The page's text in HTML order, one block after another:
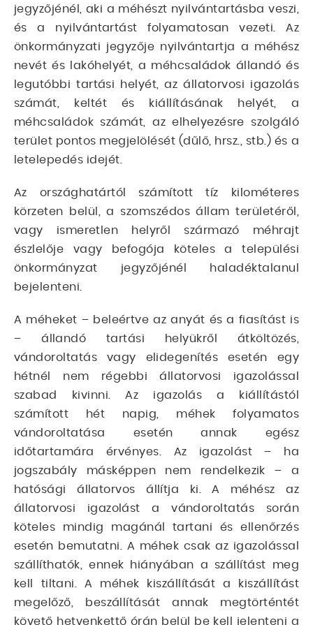
jegyzőjénél, aki a méhészt nyilvántartásba veszi,
és a nyilvántartást folyamatosan vezeti. Az
önkormányzati jegyzője nyilvántartja a méhész
nevét és lakóhelyét, a méhcsaládok állandó és
legutóbbi tartási helyét, az állatorvosi igazolás
számát, keltét és kiállításának helyét, a
méhcsaládok számát, az elhelyezésre szolgáló
terület pontos megjelölését (dűlő, hrsz., stb.) és a
letelepedés idejét.
Az országhatártól számított tíz kilométeres
körzeten belül, a szomszédos állam területéről,
vagy ismeretlen helyről származó méhrajt
észlelője vagy befogója köteles a települési
önkormányzat jegyzőjénél haladéktalanul
bejelenteni.
A méheket – beleértve az anyát és a fiasítást is
– állandó tartási helyükről átköltözés,
vándoroltatás vagy elidegenítés esetén egy
hétnél nem régebbi állatorvosi igazolással
szabad kivinni. Az igazolás a kiállítástól
számított hét napig, méhek folyamatos
vándoroltatása esetén annak egész
időtartamára érvényes. Az igazolást – ha
jogszabály másképpen nem rendelkezik – a
hatósági állatorvos állítja ki. A méhész az
állatorvosi igazolást a vándoroltatás során
köteles mindig magánál tartani és ellenőrzés
esetén bemutatni. A méhek csak az igazolással
szállíthatók, ennek hiányában a szállítást meg
kell tiltani. A méhek kiszállítását a kiszállítást
megelőző, beszállítását annak megtörténtét
követő hetvenkettő órán belül be kell jelenteni a